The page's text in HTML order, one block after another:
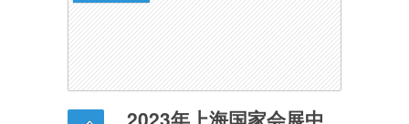
2023年上海国家会展中